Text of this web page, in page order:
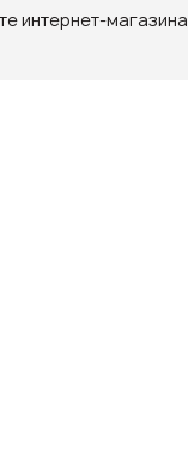
интернет-магазина